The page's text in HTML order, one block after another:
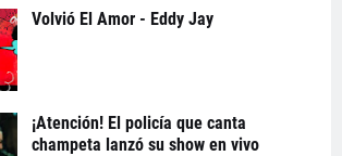
Volvió El Amor - Eddy Jay
¡Atención! El policía que canta
champeta lanzó su show en vivo